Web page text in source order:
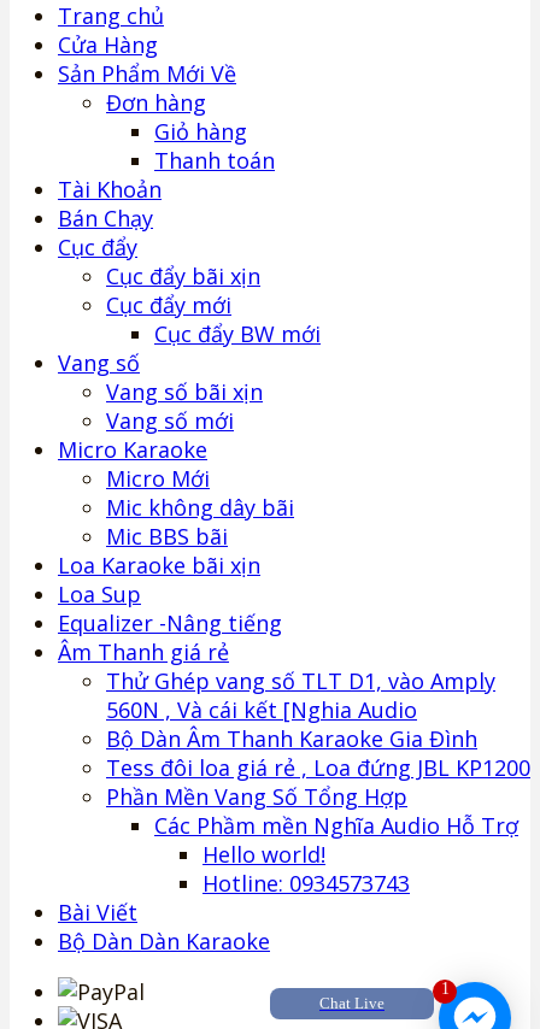
1
Chat Live
Trang chủ
Cửa Hàng
Sản Phẩm Mới Về
Đơn hàng
Giỏ hàng
Thanh toán
Tài Khoản
Bán Chạy
Cục đẩy
Cục đẩy bãi xịn
Cục đẩy mới
Cục đẩy BW mới
Vang số
Vang số bãi xịn
Vang số mới
Micro Karaoke
Micro Mới
Mic không dây bãi
Mic BBS bãi
Loa Karaoke bãi xịn
Loa Sup
Equalizer -Nâng tiếng
Âm Thanh giá rẻ
Thử Ghép vang số TLT D1, vào Amply
560N , Và cái kết [Nghia Audio
Bộ Dàn Âm Thanh Karaoke Gia Đình
Tess đôi loa giá rẻ , Loa đứng JBL KP1200
Phần Mền Vang Số Tổng Hợp
Các Phầm mền Nghĩa Audio Hỗ Trợ
Hello world!
Hotline: 0934573743
Bài Viết
Bộ Dàn Dàn Karaoke